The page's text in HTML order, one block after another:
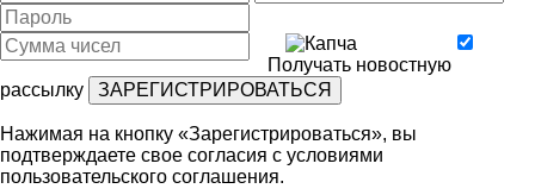
Получать новостную
рассылку
Нажимая на кнопку «Зарегистрироваться», вы
подтверждаете свое согласия с условиями
пользовательского соглашения.